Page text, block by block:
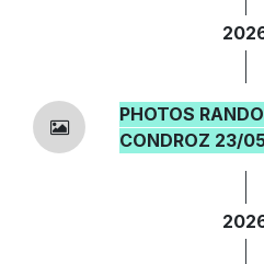
PHOTOS
CONDROZ 23/